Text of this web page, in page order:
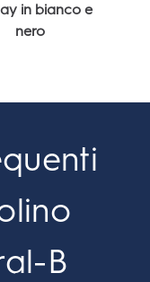
in bianco e
nero
B